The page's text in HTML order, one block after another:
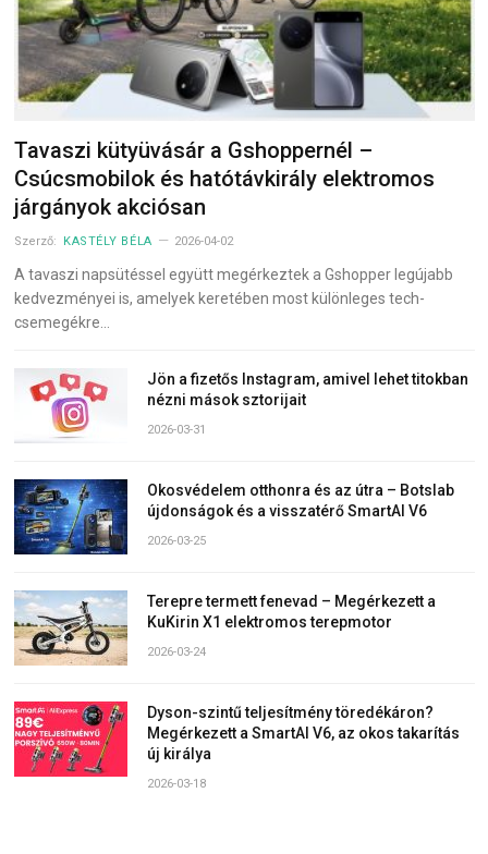
Tavaszi kütyüvásár a Gshoppernél –
Csúcsmobilok és hatótávkirály elektromos
járgányok akciósan
Szerző: KASTÉLY BÉLA 2026-04-02
A tavaszi napsütéssel együtt megérkeztek a Gshopper legújabb
kedvezményei is, amelyek keretében most különleges tech-
csemegékre…
Jön a fizetős Instagram, amivel lehet titokban
nézni mások sztorijait
2026-03-31
Okosvédelem otthonra és az útra – Botslab
újdonságok és a visszatérő SmartAI V6
2026-03-25
Terepre termett fenevad – Megérkezett a
KuKirin X1 elektromos terepmotor
2026-03-24
Dyson-szintű teljesítmény töredékáron?
Megérkezett a SmartAI V6, az okos takarítás
új királya
2026-03-18